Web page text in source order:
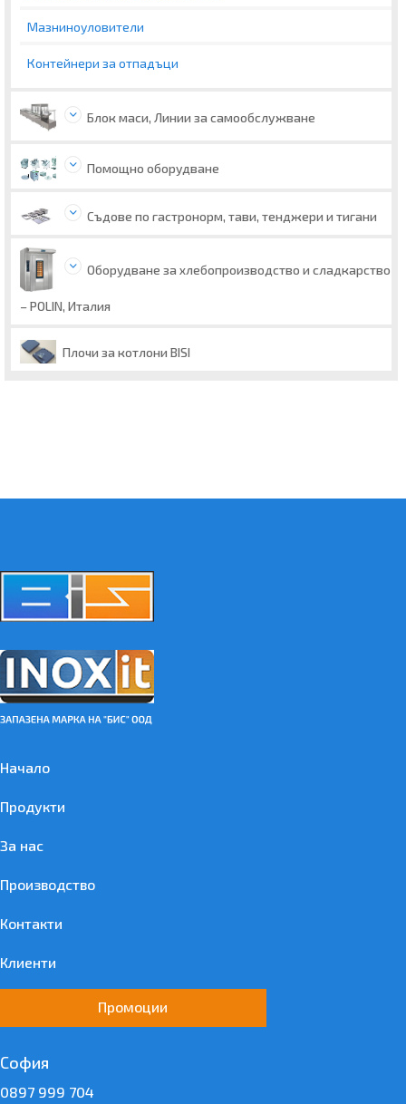
Мазниноуловители
Контейнери за отпадъци
Блок маси, Линии за самообслужване
Помощно оборудване
Съдове по гастронорм, тави, тенджери и тигани
Оборудване за хлебопроизводство и сладкарство
– POLIN, Италия
Плочи за котлони BISI
Начало
Продукти
За нас
Производство
Контакти
Клиенти
Промоции
София
0897 999 704